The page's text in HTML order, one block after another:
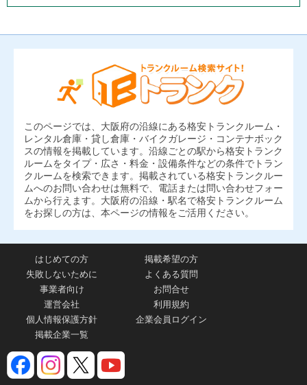
このページでは、大阪府の沿線にある格安トランクルーム・
レンタル倉庫・貸し倉庫・バイクガレージ・コンテナボック
スの情報を掲載しています。沿線ごとの駅から格安トランク
ルームをタイプ・広さ・料金・設備条件などの条件でトラン
クルームを検索できます。掲載されている格安トランクルー
ムへのお問い合わせは無料で、電話または問い合わせフォー
ムから行えます。大阪府の沿線・駅名で格安トランクルーム
をお探しの方は、本ページの情報をご活用ください。
はじめての方
掲載希望の方
失敗しないために
よくある質問
事業者向け
お問合せ
運営会社
利用規約
個人情報保護方針
企業会員ログイン
掲載企業一覧